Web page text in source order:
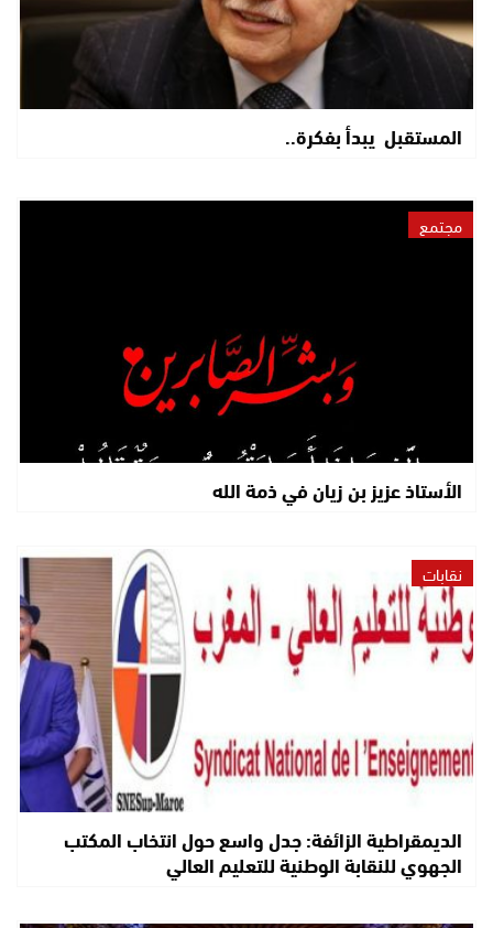
المستقبل يبدأ بفكرة..
مجتمع
الأستاذ عزيز بن زيان في ذمة الله
نقابات
الديمقراطية الزائفة: جدل واسع حول انتخاب المكتب
الجهوي للنقابة الوطنية للتعليم العالي